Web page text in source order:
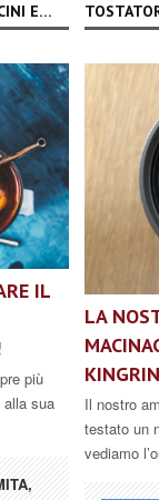
E…
IL
più
alla sua
LA
Il nostro
testato un
vediamo